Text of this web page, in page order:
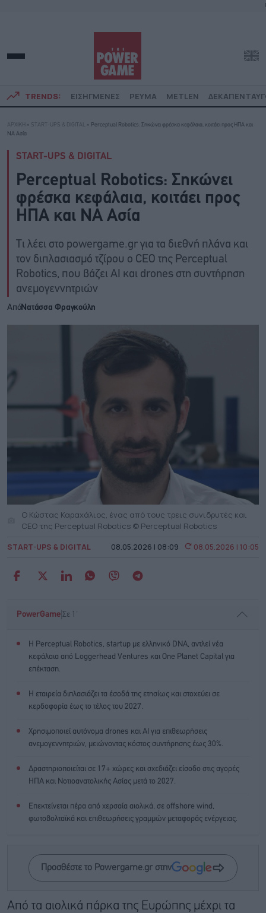
TRENDS: ΕΙΣΗΓΜΕΝΕΣ ΡΕΥΜΑ METLEN
ΑΡΧΙΚΗ » START-UPS & DIGITAL » Perceptual Robotics: Σηκώνει φρέσκα κεφάλαια, κοιτάει προς ΗΠΑ και
ΝΑ Ασία
START-UPS & DIGITAL
Perceptual Robotics: Σηκώνει
φρέσκα κεφάλαια, κοιτάει προς
ΗΠΑ και ΝΑ Ασία
Τι λέει στο powergame.gr για τα διεθνή πλάνα και
τον διπλασιασμό τζίρου ο CEO της Perceptual
Robotics, που βάζει AI και drones στη συντήρηση
ανεμογεννητριών
ΑπόΝατάσσα Φραγκούλη
Ο Κώστας Καραχάλιος, ένας από τους τρεις συνιδρυτές και
CEO της Perceptual Robotics © Perceptual Robotics
START-UPS & DIGITAL 08.05.2026 | 08:09 08.05.2026 | 10:05
PowerGame Σε 1'
Η Perceptual Robotics, startup με ελληνικό DNA, αντλεί νέα
κεφάλαια από Loggerhead Ventures και One Planet Capital για
επέκταση.
Η εταιρεία διπλασιάζει τα έσοδά της ετησίως και στοχεύει σε
κερδοφορία έως το τέλος του 2027.
Χρησιμοποιεί αυτόνομα drones και AI για επιθεωρήσεις
ανεμογεννητριών, μειώνοντας κόστος συντήρησης έως 30%.
Δραστηριοποιείται σε 17+ χώρες και σχεδιάζει είσοδο στις αγορές
ΗΠΑ και Νοτιοανατολικής Ασίας μετά το 2027.
Επεκτείνεται πέρα από χερσαία αιολικά, σε offshore wind,
φωτοβολταϊκά και επιθεωρήσεις γραμμών μεταφοράς ενέργειας.
Προσθέστε το Powergame.gr στην
Από τα αιολικά πάρκα της Ευρώπης μέχρι τα